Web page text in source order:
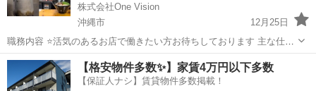
株式会社One Vision
沖縄市
12月25日
職務内容 ⭐️活気のあるお店で働きたい方お待ちしております 主な仕事
内容としては、 ・お客様のご案内 / 接客 ・配膳 / 提供 ・バッシン
グ・清掃 ・洗い場 ・ラーメンづくり ・仕込み（らーめんの命...
沖縄 沖縄市 飲食 ホール
【格安物件多数✨】家賃4万円以下多数
【保証人ナシ】賃貸物件多数掲載！